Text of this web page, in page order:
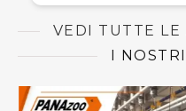
VEDI TUTTE LE
I